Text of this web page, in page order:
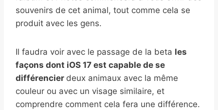
souvenirs de cet animal, tout comme cela se
produit avec les gens.
Il faudra voir avec le passage de la beta les
façons dont iOS 17 est capable de se
différencier deux animaux avec la même
couleur ou avec un visage similaire, et
comprendre comment cela fera une différence.